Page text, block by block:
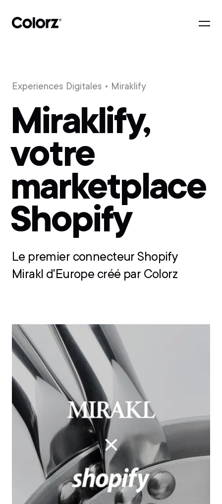
Experiences Digitales • Miraklify
Miraklify,
votre
marketplace
Shopify
Le premier connecteur Shopify
Mirakl d'Europe créé par Colorz